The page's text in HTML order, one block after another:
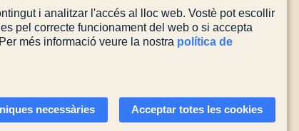
Actualitzada el03/08/2026
i analitzar l'accés al lloc web. Vostè pot escollir
pel correcte funcionament del web o si accepta
més informació veure la nostra política de
necessàries Acceptar totes les cookies